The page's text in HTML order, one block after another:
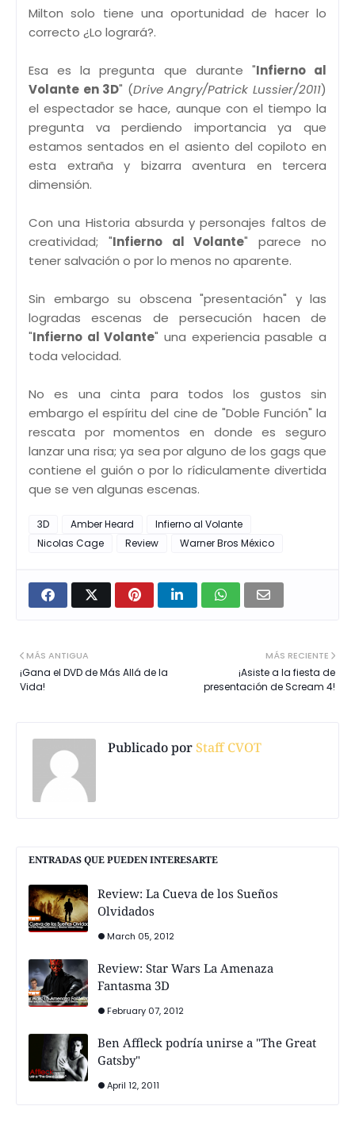
Milton solo tiene una oportunidad de hacer lo
correcto ¿Lo logrará?.
Esa es la pregunta que durante "Infierno al
Volante en 3D" (Drive Angry/Patrick Lussier/2011)
el espectador se hace, aunque con el tiempo la
pregunta va perdiendo importancia ya que
estamos sentados en el asiento del copiloto en
esta extraña y bizarra aventura en tercera
dimensión.
Con una Historia absurda y personajes faltos de
creatividad; "Infierno al Volante" parece no
tener salvación o por lo menos no aparente.
Sin embargo su obscena "presentación" y las
logradas escenas de persecución hacen de
"Infierno al Volante" una experiencia pasable a
toda velocidad.
No es una cinta para todos los gustos sin
embargo el espíritu del cine de "Doble Función" la
rescata por momentos en donde es seguro
lanzar una risa; ya sea por alguno de los gags que
contiene el guión o por lo rídiculamente divertida
que se ven algunas escenas.
3D Amber Heard
Infierno al Volante
Nicolas Cage
Review Warner Bros México
MÁS RECIENTE
¡Asiste a la fiesta de
presentación de Scream 4!
MÁS ANTIGUA
¡Gana el DVD de Más Allá de la
Vida!
Publicado porStaff CVOT
ENTRADAS QUE PUEDEN INTERESARTE
Review: La Cueva de los Sueños
Olvidados
March 05, 2012
Review: Star Wars La Amenaza
Fantasma 3D
February 07, 2012
Ben Affleck podría unirse a "The Great
Gatsby"
April 12, 2011